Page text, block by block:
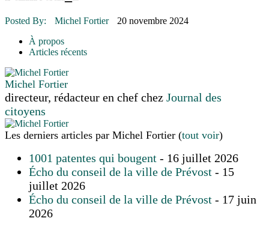
16 juillet 2026 | CULTURE
16 juillet 2026
16 juillet 2026
16 juillet 2026 |
Posted By: Michel Fortier
20 novembre 2024
À propos
Articles récents
Michel Fortier
directeur, rédacteur en chef chez Journal des
citoyens
Les derniers articles par Michel Fortier (tout voir)
1001 patentes qui bougent - 16 juillet 2026
Écho du conseil de la ville de Prévost - 15
juillet 2026
Écho du conseil de la ville de Prévost - 17 juin
2026